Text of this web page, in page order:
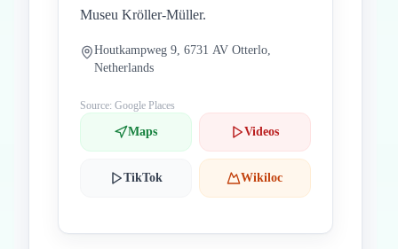
Museu Kröller-Müller.
Houtkampweg 9, 6731 AV Otterlo,
Netherlands
Source: Google Places
Maps Videos
TikTok Wikiloc